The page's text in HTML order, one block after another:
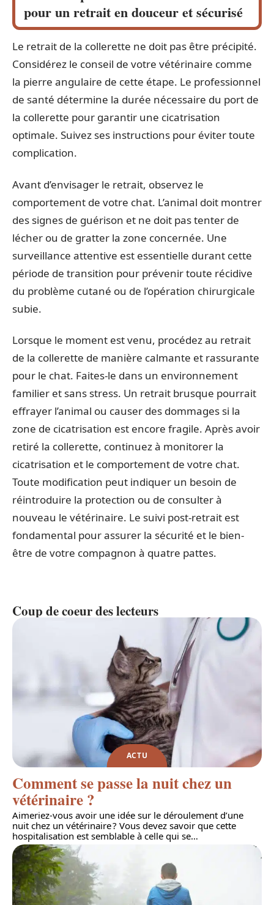
pour un retrait en douceur et sécurisé
Le retrait de la collerette ne doit pas être précipité.
Considérez le conseil de votre vétérinaire comme
la pierre angulaire de cette étape. Le professionnel
de santé détermine la durée nécessaire du port de
la collerette pour garantir une cicatrisation
optimale. Suivez ses instructions pour éviter toute
complication.
Avant d’envisager le retrait, observez le
comportement de votre chat. L’animal doit montrer
des signes de guérison et ne doit pas tenter de
lécher ou de gratter la zone concernée. Une
surveillance attentive est essentielle durant cette
période de transition pour prévenir toute récidive
du problème cutané ou de l’opération chirurgicale
subie.
Lorsque le moment est venu, procédez au retrait
de la collerette de manière calmante et rassurante
pour le chat. Faites-le dans un environnement
familier et sans stress. Un retrait brusque pourrait
effrayer l’animal ou causer des dommages si la
zone de cicatrisation est encore fragile. Après avoir
retiré la collerette, continuez à monitorer la
cicatrisation et le comportement de votre chat.
Toute modification peut indiquer un besoin de
réintroduire la protection ou de consulter à
nouveau le vétérinaire. Le suivi post-retrait est
fondamental pour assurer la sécurité et le bien-
être de votre compagnon à quatre pattes.
Coup de coeur des lecteurs
ACTU
Comment se passe la nuit chez un
vétérinaire ?
Aimeriez-vous avoir une idée sur le déroulement d’une
nuit chez un vétérinaire ? Vous devez savoir que cette
hospitalisation est semblable à celle qui se…